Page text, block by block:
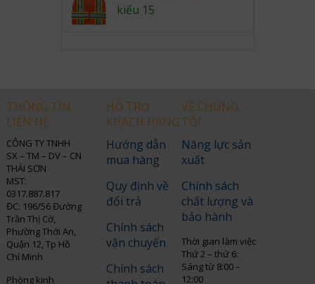
kiểu 15
THÔNG TIN
LIÊN HỆ
CÔNG TY TNHH
SX – TM – DV – CN
THÁI SƠN
MST:
0317.887.817
ĐC: 196/56 Đường
Trần Thị Cờ,
Phường Thới An,
Quận 12, Tp Hồ
Chí Minh
Phòng kinh
HỖ TRỢ
KHÁCH HÀNG
Hướng dẫn
mua hàng
Quy định về
đổi trả
Chính sách
vận chuyển
Chính sách
VỀ CHÚNG
TÔI
Năng lực sản
xuất
Chính sách
chất lượng và
bảo hành
Thời gian làm việc
Thứ 2 – thứ 6:
Sáng từ 8:00 –
12:00